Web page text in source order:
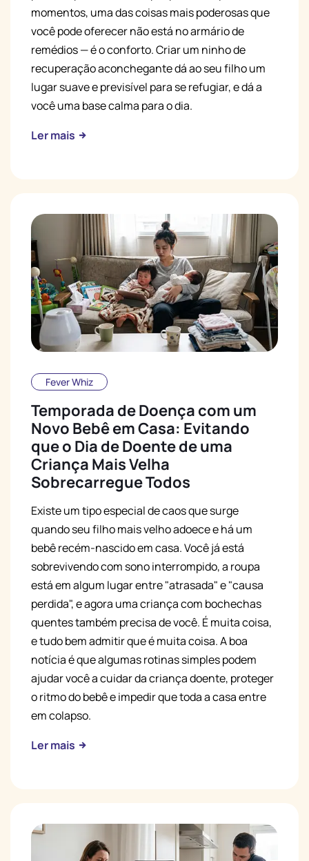
momentos, uma das coisas mais poderosas que
você pode oferecer não está no armário de
remédios — é o conforto. Criar um ninho de
recuperação aconchegante dá ao seu filho um
lugar suave e previsível para se refugiar, e dá a
você uma base calma para o dia.
Ler mais
Fever Whiz
Temporada de Doença com um
Novo Bebê em Casa: Evitando
que o Dia de Doente de uma
Criança Mais Velha
Sobrecarregue Todos
Existe um tipo especial de caos que surge
quando seu filho mais velho adoece e há um
bebê recém-nascido em casa. Você já está
sobrevivendo com sono interrompido, a roupa
está em algum lugar entre "atrasada" e "causa
perdida", e agora uma criança com bochechas
quentes também precisa de você. É muita coisa,
e tudo bem admitir que é muita coisa. A boa
notícia é que algumas rotinas simples podem
ajudar você a cuidar da criança doente, proteger
o ritmo do bebê e impedir que toda a casa entre
em colapso.
Ler mais